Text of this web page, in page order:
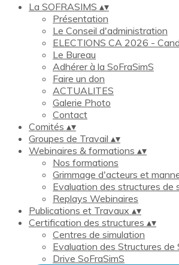
La SOFRASIMS ▴▾
Présentation
Le Conseil d'administration
ELECTIONS CA 2026 -
Le Bureau
Adhérer à la SoFraSimS
Faire un don
ACTUALITES
Galerie Photo
Contact
Comités ▴▾
Groupes de Travail ▴▾
Webinaires & formations ▴▾
Nos formations
Grimmage d'acteurs et
Evaluation des structures de
Replays Webinaires
Publications et Travaux ▴▾
Certification des structures ▴▾
Centres de simulation
Evaluation des Structures de
Drive SoFraSimS